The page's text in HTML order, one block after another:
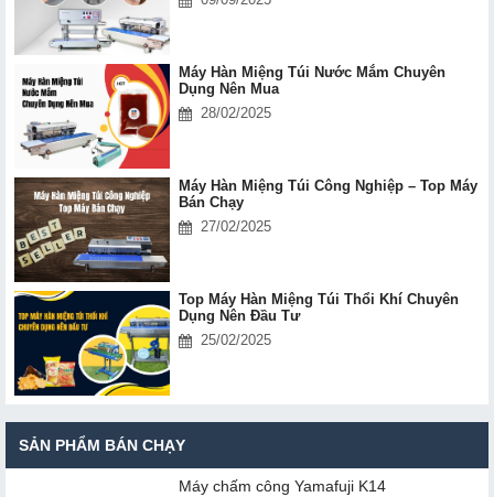
Máy Hàn Miệng Túi Nước Mắm Chuyên
Dụng Nên Mua
28/02/2025
Máy Hàn Miệng Túi Công Nghiệp – Top Máy
Bán Chạy
27/02/2025
Top Máy Hàn Miệng Túi Thổi Khí Chuyên
Dụng Nên Đầu Tư
25/02/2025
SẢN PHẨM BÁN CHẠY
Máy chấm cô​ng Yamafuji K14